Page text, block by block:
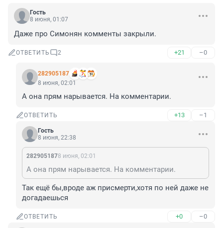
Гость
8 июня, 01:07
Даже про Симонян комменты закрыли.
ОТВЕТИТЬ 2 +21 –0
282905187
8 июня, 02:01
А она прям нарывается. На комментарии.
ОТВЕТИТЬ +13 –1
Гость
8 июня, 22:38
2829051878 июня, 02:01
А она прям нарывается. На комментарии.
Так ещё бы,вроде аж присмерти,хотя по ней даже не
догадаешься
ОТВЕТИТЬ +0 –0